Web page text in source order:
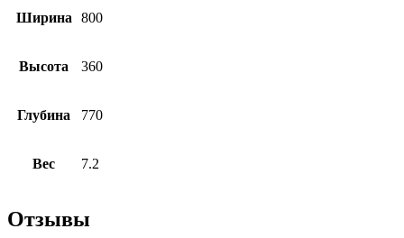
Ширина 800
Высота 360
Глубина 770
Вес 7.2
Отзывы